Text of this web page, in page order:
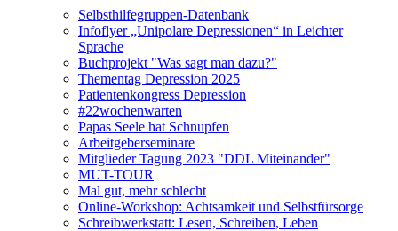
Selbsthilfegruppen-Datenbank
Infoflyer „Unipolare Depressionen“ in Leichter
Sprache
Buchprojekt "Was sagt man dazu?"
Thementag Depression 2025
Patientenkongress Depression
#22wochenwarten
Papas Seele hat Schnupfen
Arbeitgeberseminare
Mitglieder Tagung 2023 "DDL Miteinander"
MUT-TOUR
Mal gut, mehr schlecht
Online-Workshop: Achtsamkeit und Selbstfürsorge
Schreibwerkstatt: Lesen, Schreiben, Leben